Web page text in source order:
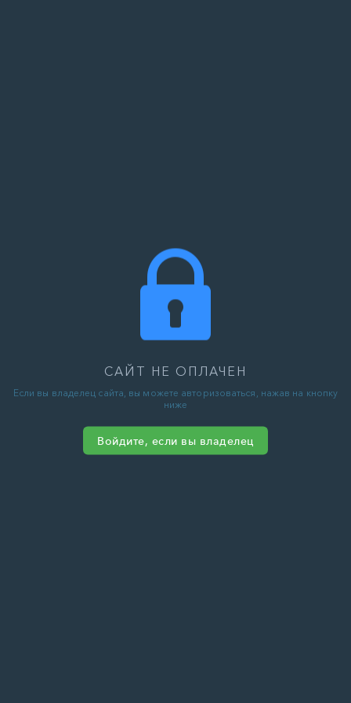
САЙТ НЕ ОПЛАЧЕН
Если вы владелец сайта, вы можете авторизоваться, нажав на кнопку
ниже
Войдите, если вы владелец